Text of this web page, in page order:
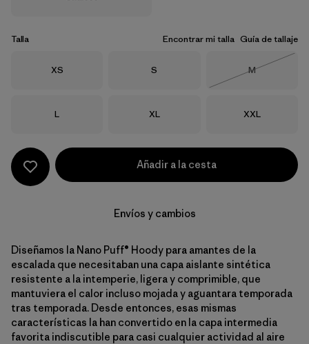
Talla Encontrar mi talla Guía de tallaje
Talla
XS Talla
S Talla
M
Talla
L Talla
XL Talla
XXL
Añadir a la cesta
Envíos y cambios
Diseñamos la Nano Puff® Hoody para amantes de la
escalada que necesitaban una capa aislante sintética
resistente a la intemperie, ligera y comprimible, que
mantuviera el calor incluso mojada y aguantara temporada
tras temporada. Desde entonces, esas mismas
características la han convertido en la capa intermedia
favorita indiscutible para casi cualquier actividad al aire